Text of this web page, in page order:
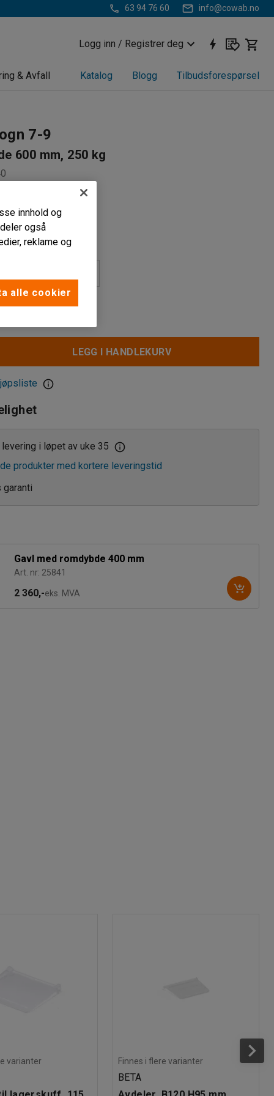
63 94 76 60 info@cowab.no
Logg inn / Registrer deg
& Avfall Katalog Blogg Tilbudsforespørsel
7-9
600 mm, 250 kg
hjul
LEGG I HANDLEKURV
i løpet av uke 35
produkter med kortere leveringstid
garanti
Gavl med romdybde 400 mm
Art. nr: 25841
2 360,-eks. MVA
varianter Finnes i flere varianter
BETA
innhold og
også
reklame og
alle cookier